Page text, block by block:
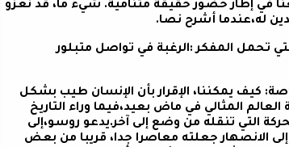
في إطار حضور حقيقة متنامية. شيء ما، قد نعزو
له،عندما أشرح نصا.
تحمل المفكر :الرغبة في تواصل متبلور
كيف يمكننا، الإقرار بأن الإنسان طيب بشكل
المثالي في ماض بعيد،فيما وراء التاريخ
التي تنقله من وضع إلى آخر.يدعو روسو،إلى
الانصهار جعلته معاصرا جدا، قريبا من بعض